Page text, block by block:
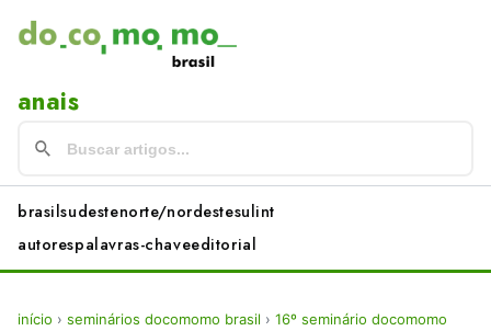
anais
brasilsudestenorte/nordestesulint
autorespalavras-chaveeditorial
início › seminários docomomo brasil › 16º seminário docomomo